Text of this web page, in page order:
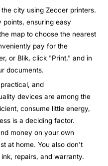
city using Zeccer printers.
ensuring easy
map to choose the nearest
pay for the
or Blik, click "Print," and in
documents.
and
devices are among the
consume little energy,
is a deciding factor.
money on your own
at home. You also don't
repairs, and warranty.